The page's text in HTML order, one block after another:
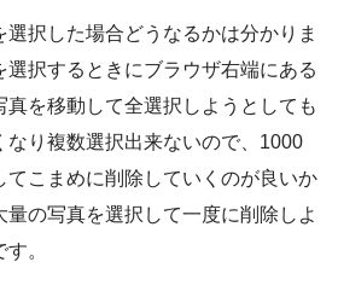
選択した場合どうなるかは分かりま
択するときにブラウザ右端にある
真を移動して全選択しようとしても
なり複数選択出来ないので、1000
てこまめに削除していくのが良いか
量の写真を選択して一度に削除しよ
。